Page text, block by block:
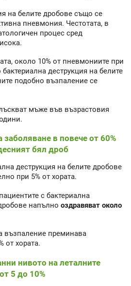
на белите дробове също се
пневмония. Честотата, в
процес сред
около 10% от пневмониите при
деструкция на белите
подобно възпаление се
мъже във възрастовия
заболяване в повече от 60%
бял дроб
деструкция на белите дробове
при 5% от хората.
с бактериална
напълно оздравяват около
възпаление преминава
от хората.
нивото на леталните
5 до 10%